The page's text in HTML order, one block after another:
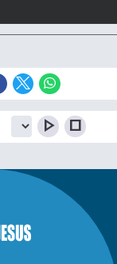
play_arrow stop